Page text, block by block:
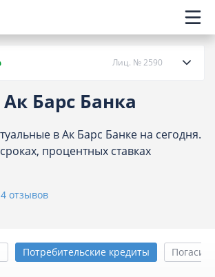
Барс Банка
в Ак Барс Банке на сегодня.
процентных ставках
кредитов Ак Барс Банка.
Лиц. № 2590
отзывов
Потребительские кредиты